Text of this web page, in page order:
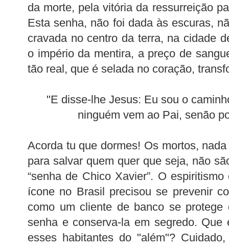
da morte, pela vitória da ressurreição
Esta senha, não foi dada às escuras,
cravada no centro da terra, na cidade
o império da mentira, a preço de
tão real, que é selada no coração,
"E disse-lhe Jesus: Eu sou o
ninguém vem ao Pai, senão
Acorda tu que dormes! Os mortos,
para salvar quem quer que seja, não
“senha de Chico Xavier”. O
ícone no Brasil precisou se prevenir
como um cliente de banco se
senha e conserva-la em segredo. Que
esses habitantes do "além"?